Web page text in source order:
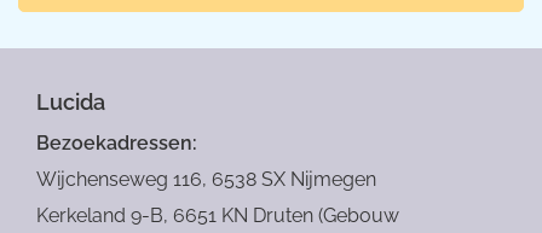
Lucida
Bezoekadressen:
Wijchenseweg 116, 6538 SX Nijmegen
Kerkeland 9-B, 6651 KN Druten (Gebouw